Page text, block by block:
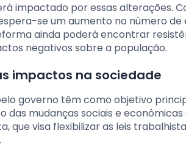
impactado por essas alterações.
se um aumento no número de
ainda poderá encontrar
negativos sobre a população.
impactos na sociedade
governo têm como objetivo
mudanças sociais e
que visa flexibilizar as leis